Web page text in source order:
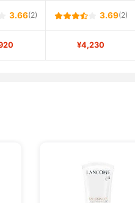
3.66(2) 3.69(2)
¥4,230